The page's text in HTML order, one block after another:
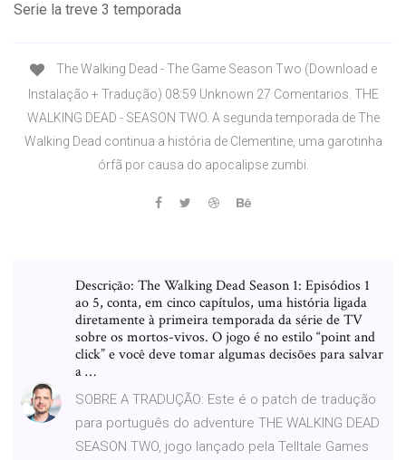
Serie la treve 3 temporada
The Walking Dead - The Game Season Two (Download e
Instalação + Tradução) 08:59 Unknown 27 Comentarios. THE
WALKING DEAD - SEASON TWO. A segunda temporada de The
Walking Dead continua a história de Clementine, uma garotinha
órfã por causa do apocalipse zumbi.
Descrição: The Walking Dead Season 1: Episódios 1
ao 5, conta, em cinco capítulos, uma história ligada
diretamente à primeira temporada da série de TV
sobre os mortos-vivos. O jogo é no estilo “point and
click” e você deve tomar algumas decisões para salvar
a …
SOBRE A TRADUÇÃO: Este é o patch de tradução
para português do adventure THE WALKING DEAD
SEASON TWO, jogo lançado pela Telltale Games